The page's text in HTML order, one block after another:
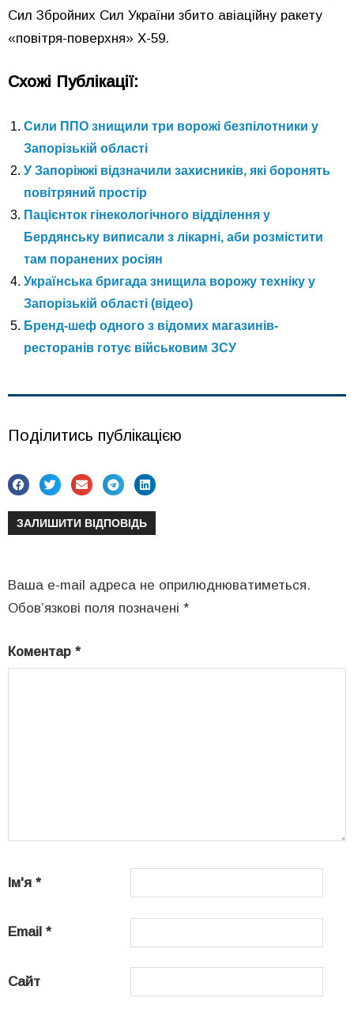
Сил Збройних Сил України збито авіаційну ракету
«повітря-поверхня» Х-59.
Схожі Публікації:
Сили ППО знищили три ворожі безпілотники у
Запорізькій області
У Запоріжжі відзначили захисників, які боронять
повітряний простір
Пацієнток гінекологічного відділення у
Бердянську виписали з лікарні, аби розмістити
там поранених росіян
Українська бригада знищила ворожу техніку у
Запорізькій області (відео)
Бренд-шеф одного з відомих магазинів-
ресторанів готує військовим ЗСУ
Поділитись публікацією
ЗАЛИШИТИ ВІДПОВІДЬ
Ваша e-mail адреса не оприлюднюватиметься.
Обов’язкові поля позначені *
Коментар *
Ім'я *
Email *
Сайт